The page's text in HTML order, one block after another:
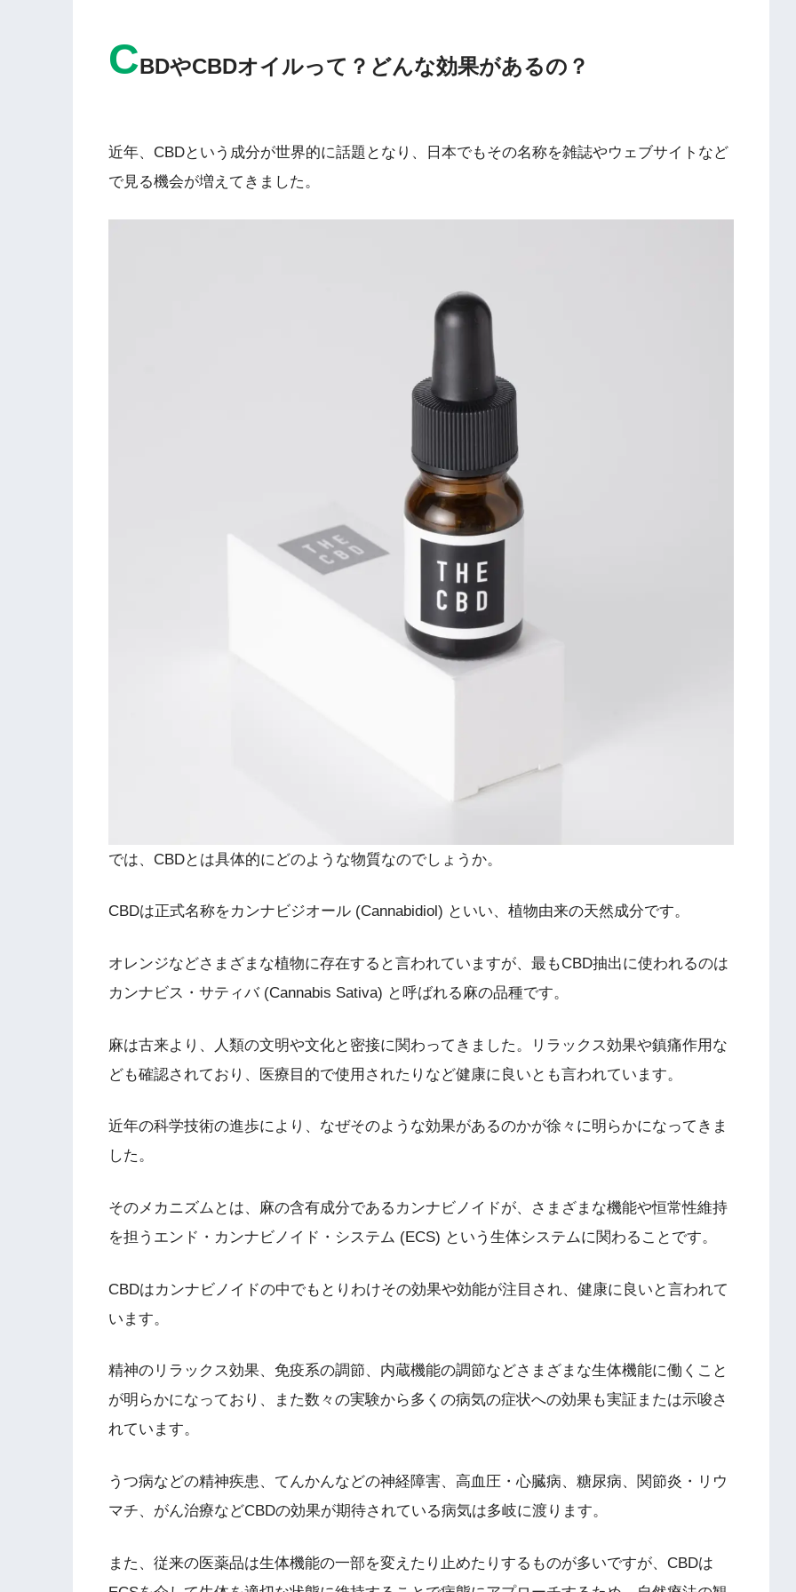
CBDやCBDオイルって？どんな効果があるの？
近年、CBDという成分が世界的に話題となり、日本でもその名称を雑誌やウェブサイトなど
で見る機会が増えてきました。
では、CBDとは具体的にどのような物質なのでしょうか。
CBDは正式名称をカンナビジオール (Cannabidiol) といい、植物由来の天然成分です。
オレンジなどさまざまな植物に存在すると言われていますが、最もCBD抽出に使われるのは
カンナビス・サティバ (Cannabis Sativa) と呼ばれる麻の品種です。
麻は古来より、人類の文明や文化と密接に関わってきました。リラックス効果や鎮痛作用な
ども確認されており、医療目的で使用されたりなど健康に良いとも言われています。
近年の科学技術の進歩により、なぜそのような効果があるのかが徐々に明らかになってきま
した。
そのメカニズムとは、麻の含有成分であるカンナビノイドが、さまざまな機能や恒常性維持
を担うエンド・カンナビノイド・システム (ECS) という生体システムに関わることです。
CBDはカンナビノイドの中でもとりわけその効果や効能が注目され、健康に良いと言われて
います。
精神のリラックス効果、免疫系の調節、内蔵機能の調節などさまざまな生体機能に働くこと
が明らかになっており、また数々の実験から多くの病気の症状への効果も実証または示唆さ
れています。
うつ病などの精神疾患、てんかんなどの神経障害、高血圧・心臓病、糖尿病、関節炎・リウ
マチ、がん治療などCBDの効果が期待されている病気は多岐に渡ります。
また、従来の医薬品は生体機能の一部を変えたり止めたりするものが多いですが、CBDは